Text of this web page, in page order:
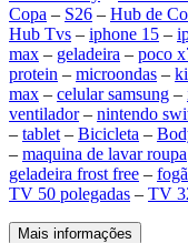
Copa – S26 – Hub de
Hub Tvs – iphone 15 –
max – geladeira – poco
protein – microondas –
max – celular samsung –
ventilador– nintendo
– tablet – Bicicleta –
– maquina de lavar roupa
geladeira frost free –
TV 50 polegadas – TV
Mais informações